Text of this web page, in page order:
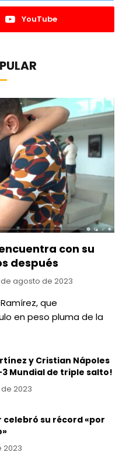
YouTube
con su
después
de agosto de 2023
que
en peso pluma de la
y Cristian Nápoles
Mundial de triple salto!
2023
celebró su récord «por
2023